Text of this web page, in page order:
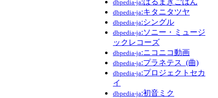
dbpedia-ja
dbpedia-ja:キタニタツヤ
dbpedia-ja:シングル
dbpedia-ja:ソニー・ミュージ
ックレコーズ
dbpedia-ja:ニコニコ動画
dbpedia-ja:プラネテス_(曲)
dbpedia-ja:プロジェクトセカ
イ
dbpedia-ja:初音ミク